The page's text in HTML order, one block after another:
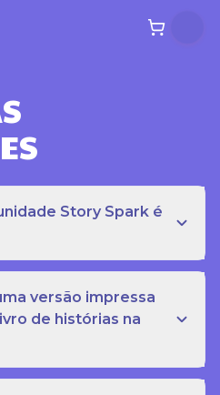
Story Spark é
versão impressa
de histórias na